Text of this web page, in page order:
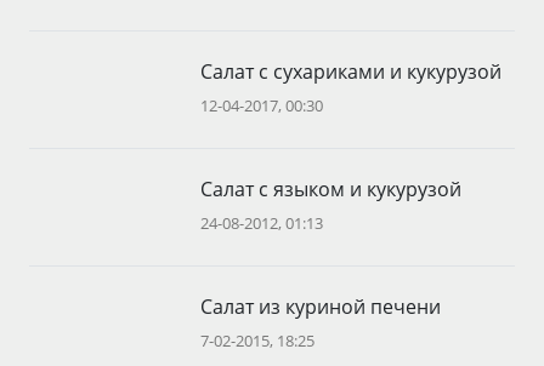
Салат с сухариками и кукурузой
12-04-2017, 00:30
Салат с языком и кукурузой
24-08-2012, 01:13
Салат из куриной печени
7-02-2015, 18:25